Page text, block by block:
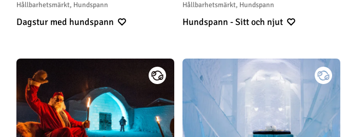
Hållbarhetsmärkt, Hundspann
Dagstur med hundspann
Hållbarhetsmärkt, Hundspann
Hundspann - Sitt och njut